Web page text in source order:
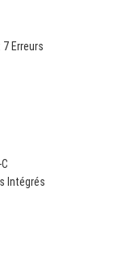
Erreurs
Intégrés